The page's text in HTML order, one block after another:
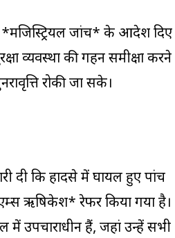
*मजिस्ट्रियल जांच* के आदेश दिए
व्यवस्था की गहन समीक्षा करने
रोकी जा सके।
दी कि हादसे में घायल हुए पांच
ऋषिकेश* रेफर किया गया है।
में उपचाराधीन हैं, जहां उन्हें सभी